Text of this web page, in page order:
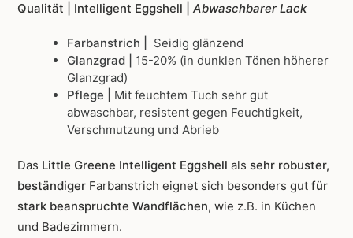
Qualität | Intelligent Eggshell | Abwaschbarer Lack
Farbanstrich | Seidig glänzend
Glanzgrad |
15-20% (in dunklen Tönen höherer
Glanzgrad)
Pflege |
Mit feuchtem Tuch sehr gut
abwaschbar, resistent gegen Feuchtigkeit,
Verschmutzung und Abrieb
Das Little Greene Intelligent Eggshell als sehr robuster,
beständiger Farbanstrich eignet sich besonders gut für
stark beanspruchte Wandflächen, wie z.B. in Küchen
und Badezimmern.